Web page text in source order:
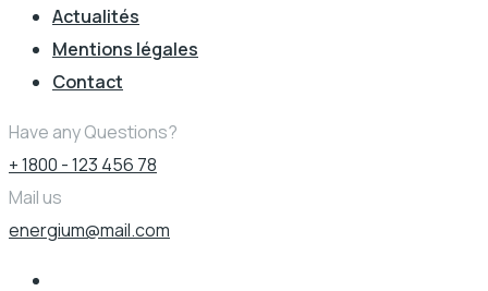
Actualités
Mentions légales
Contact
Have any Questions?
+ 1800 - 123 456 78
Mail us
energium@mail.com